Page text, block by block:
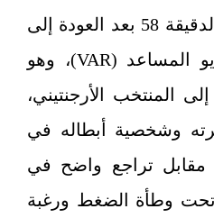
ثالث لمصر في الدقيقة 58 بعد العودة إلى
تقنية حكم الفيديو المساعد (VAR)، وهو
المنتخب الأرجنتيني،
وشخصية أبطاله في
مقابل تراجع واضح في
تحت وطأة الضغط ورغبة